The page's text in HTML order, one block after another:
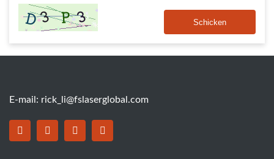
Schicken
E-mail: rick_li@fslaserglobal.com